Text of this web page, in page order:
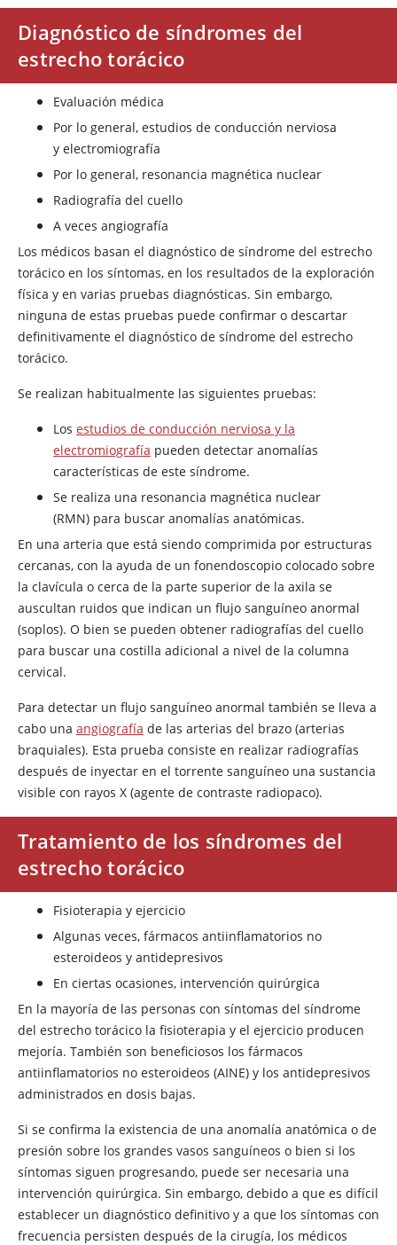
Diagnóstico de síndromes del
estrecho torácico
Evaluación médica
Por lo general, estudios de conducción nerviosa
y electromiografía
Por lo general, resonancia magnética nuclear
Radiografía del cuello
A veces angiografía
Los médicos basan el diagnóstico de síndrome del estrecho
torácico en los síntomas, en los resultados de la exploración
física y en varias pruebas diagnósticas. Sin embargo,
ninguna de estas pruebas puede confirmar o descartar
definitivamente el diagnóstico de síndrome del estrecho
torácico.
Se realizan habitualmente las siguientes pruebas:
Los estudios de conducción nerviosa y la
electromiografía pueden detectar anomalías
características de este síndrome.
Se realiza una resonancia magnética nuclear
(RMN) para buscar anomalías anatómicas.
En una arteria que está siendo comprimida por estructuras
cercanas, con la ayuda de un fonendoscopio colocado sobre
la clavícula o cerca de la parte superior de la axila se
auscultan ruidos que indican un flujo sanguíneo anormal
(soplos). O bien se pueden obtener radiografías del cuello
para buscar una costilla adicional a nivel de la columna
cervical.
Para detectar un flujo sanguíneo anormal también se lleva a
cabo una angiografía de las arterias del brazo (arterias
braquiales). Esta prueba consiste en realizar radiografías
después de inyectar en el torrente sanguíneo una sustancia
visible con rayos X (agente de contraste radiopaco).
Tratamiento de los síndromes del
estrecho torácico
Fisioterapia y ejercicio
Algunas veces, fármacos antiinflamatorios no
esteroideos y antidepresivos
En ciertas ocasiones, intervención quirúrgica
En la mayoría de las personas con síntomas del síndrome
del estrecho torácico la fisioterapia y el ejercicio producen
mejoría. También son beneficiosos los fármacos
antiinflamatorios no esteroideos (AINE) y los antidepresivos
administrados en dosis bajas.
Si se confirma la existencia de una anomalía anatómica o de
presión sobre los grandes vasos sanguíneos o bien si los
síntomas siguen progresando, puede ser necesaria una
intervención quirúrgica. Sin embargo, debido a que es difícil
establecer un diagnóstico definitivo y a que los síntomas con
frecuencia persisten después de la cirugía, los médicos